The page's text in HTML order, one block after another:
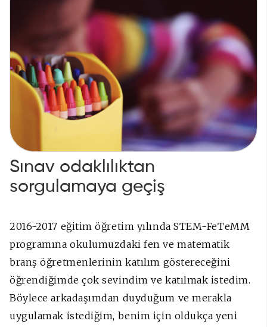
Sınav odaklılıktan
sorgulamaya geçiş
2016-2017 eğitim öğretim yılında STEM-FeTeMM
programına okulumuzdaki fen ve matematik
branş öğretmenlerinin katılım göstereceğini
öğrendiğimde çok sevindim ve katılmak istedim.
Böylece arkadaşımdan duyduğum ve merakla
uygulamak istediğim, benim için oldukça yeni